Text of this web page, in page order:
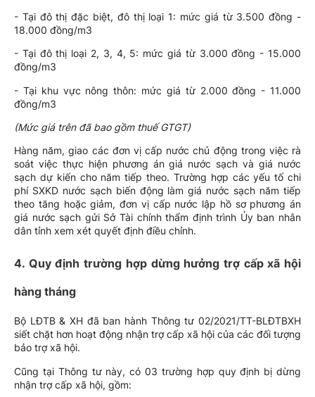
- Tại đô thị đặc biệt, đô thị loại 1: mức giá từ 3.500 đồng -
18.000 đồng/m3
- Tại đô thị loại 2, 3, 4, 5: mức giá từ 3.000 đồng - 15.000
đồng/m3
- Tại khu vực nông thôn: mức giá từ 2.000 đồng - 11.000
đồng/m3
(Mức giá trên đã bao gồm thuế GTGT)
Hàng năm, giao các đơn vị cấp nước chủ động trong việc rà
soát việc thực hiện phương án giá nước sạch và giá nước
sạch dự kiến cho năm tiếp theo. Trường hợp các yếu tố chi
phí SXKD nước sạch biến động làm giá nước sạch năm tiếp
theo tăng hoặc giảm, đơn vị cấp nước lập hồ sơ phương án
giá nước sạch gửi Sở Tài chính thẩm định trình Ủy ban nhân
dân tỉnh xem xét quyết định điều chỉnh.
4. Quy định trường hợp dừng hưởng trợ cấp xã hội
hàng tháng
Bộ LĐTB & XH đã ban hành Thông tư 02/2021/TT-BLĐTBXH
siết chặt hơn hoạt động nhận trợ cấp xã hội của các đối tượng
bảo trợ xã hội.
Cũng tại Thông tư này, có 03 trường hợp quy định bị dừng
nhận trợ cấp xã hội, gồm: